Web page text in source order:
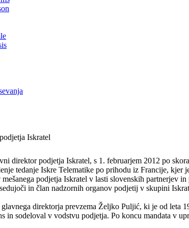
Iskratel
direktor podjetja Iskratel, s 1. februarjem 2012 po
tedanje Iskre Telematike po prihodu iz Francije,
podjetja Iskratel v lasti slovenskih partnerjev
in član nadzornih organov podjetij v skupini
direktorja prevzema Željko Puljić, ki je od leta
in sodeloval v vodstvu podjetja. Po koncu mandata v